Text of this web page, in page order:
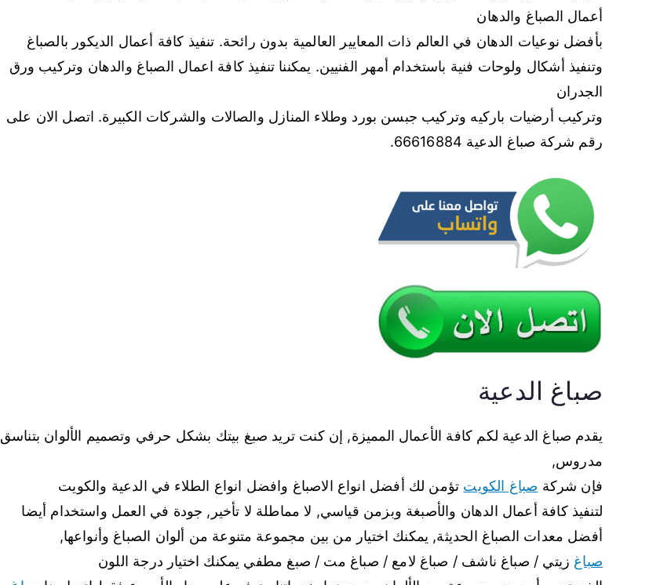
أعمال الصباغ والدهان
بأفضل نوعيات الدهان في العالم ذات المعايير العالمية بدون رائحة. تنفيذ كافة أعمال الديكور بالصباغ
وتنفيذ أشكال ولوحات فنية باستخدام أمهر الفنيين. يمكننا تنفيذ كافة اعمال الصباغ والدهان وتركيب ورق
الجدران
وتركيب أرضيات باركيه وتركيب جبسن بورد وطلاء المنازل والصالات والشركات الكبيرة. اتصل الان على
رقم شركة صباغ الدعية 66616884.
صباغ الدعية
يقدم صباغ الدعية لكم كافة الأعمال المميزة, إن كنت تريد صبغ بيتك بشكل حرفي وتصميم الألوان بتناسق
مدروس,
فإن شركة صباغ الكويت تؤمن لك أفضل انواع الاصباغ وافضل انواع الطلاء في الدعية والكويت
لتنفيذ كافة أعمال الدهان والأصبغة وبزمن قياسي, لا مماطلة لا تأخير, جودة في العمل واستخدام أيضا
أفضل معدات الصباغ الحديثة, يمكنك اختيار من بين مجموعة متنوعة من ألوان الصباغ وأنواعها,
صباغ زيتي / صباغ ناشف / صباغ لامع / صباغ مت / صبغ مطفي يمكنك اختيار درجة اللون